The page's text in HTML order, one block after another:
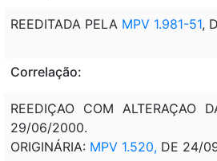
REEDITADA PELA MPV 1.981-51,
Correlação:
REEDIÇAO COM ALTERAÇAO
29/06/2000.
ORIGINÁRIA: MPV 1.520, DE 24/